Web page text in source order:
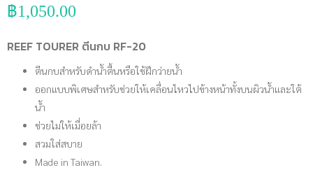
฿1,050.00
REEF TOURER ตีนกบ RF-20
ตีนกบสำหรับดำน้ำตื้นหรือใช้ฝึกว่ายน้ำ
ออกแบบพิเศษสำหรับช่วยให้เคลื่อนไหวไปข้างหน้าทั้งบนผิวน้ำและใต้
น้ำ
ช่วยไม่ให้เมื่อยล้า
สวมใส่สบาย
Made in Taiwan.